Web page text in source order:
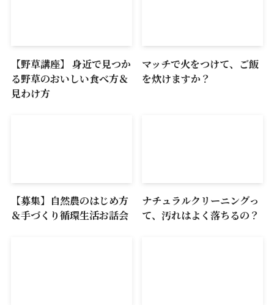
【野草講座】 身近で見つか
る野草のおいしい食べ方＆
見わけ方
マッチで火をつけて、ご飯
を炊けますか？
【募集】自然農のはじめ方
＆手づくり循環生活お話会
ナチュラルクリーニングっ
て、汚れはよく落ちるの？